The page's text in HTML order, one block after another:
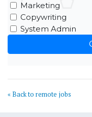
Marketing
Copywriting
System Admin
« Back to remote jobs